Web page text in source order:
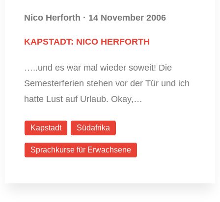
Nico Herforth · 14 November 2006
KAPSTADT: NICO HERFORTH
…..und es war mal wieder soweit! Die
Semesterferien stehen vor der Tür und ich
hatte Lust auf Urlaub. Okay,…
Kapstadt Südafrika
Sprachkurse für Erwachsene